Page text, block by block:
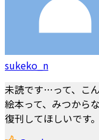
sukeko_n
未読です…って、こ
絵本って、みつから
復刊してほしいです。